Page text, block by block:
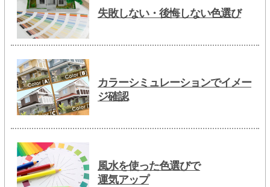
失敗しない・後悔しない色選び
カラーシミュレーションでイメー
ジ確認
風水を使った色選びで
運気アップ